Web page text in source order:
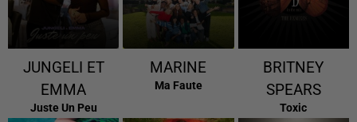
JUNGELI ET
EMMA
Juste Un Peu
MARINE
Ma Faute
BRITNEY
SPEARS
Toxic